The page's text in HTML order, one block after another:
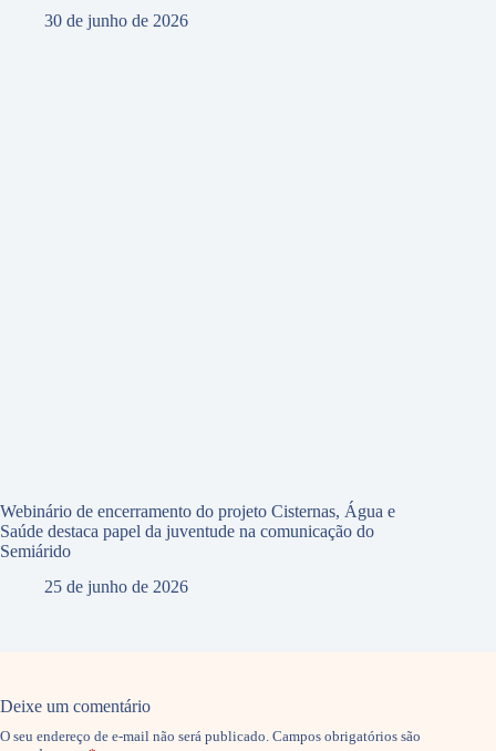
30 de junho de 2026
Webinário de encerramento do projeto Cisternas, Água e
Saúde destaca papel da juventude na comunicação do
Semiárido
25 de junho de 2026
Deixe um comentário
O seu endereço de e-mail não será publicado. Campos obrigatórios são